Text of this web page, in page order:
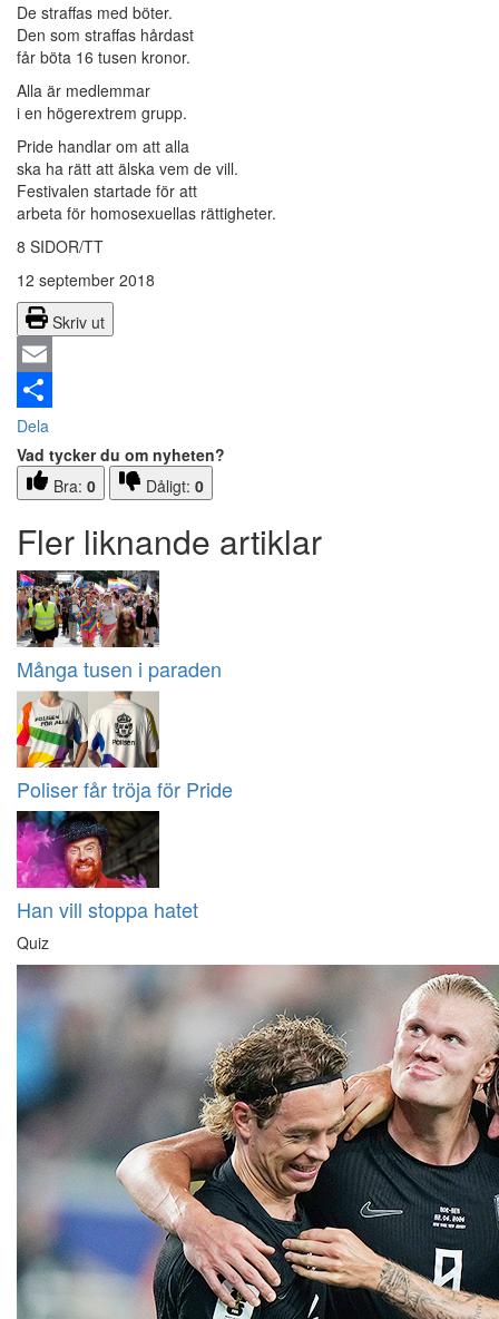
De straffas med böter.
Den som straffas hårdast
får böta 16 tusen kronor.
Alla är medlemmar
i en högerextrem grupp.
Pride handlar om att alla
ska ha rätt att älska vem de vill.
Festivalen startade för att
arbeta för homosexuellas rättigheter.
8 SIDOR/TT
12 september 2018
Skriv ut
Email
Dela
Vad tycker du om nyheten?
Bra: 0 Dåligt: 0
Fler liknande artiklar
Många tusen i paraden
Poliser får tröja för Pride
Han vill stoppa hatet
Quiz